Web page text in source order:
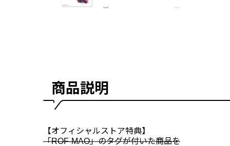
商品説明
【オフィシャルストア特典】
「ROF-MAO」のタグが付いた商品を